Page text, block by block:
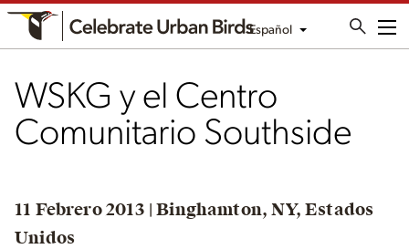
Español
WSKG y el Centro
Comunitario Southside
11 Febrero 2013 | Binghamton, NY, Estados
Unidos